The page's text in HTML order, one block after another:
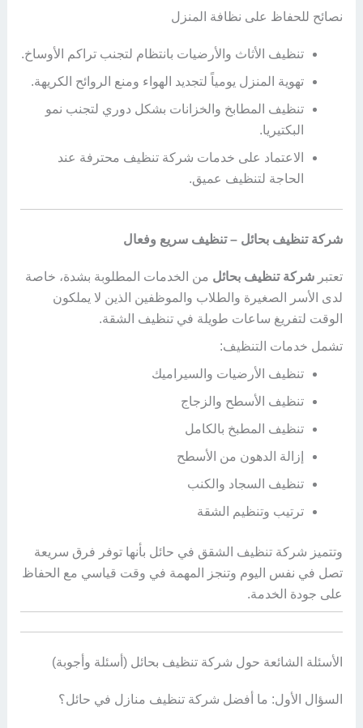
نصائح للحفاظ على نظافة المنزل
تنظيف الأثاث والأرضيات بانتظام لتجنب تراكم الأوساخ.
تهوية المنزل يومياً لتجديد الهواء ومنع الروائح الكريهة.
تنظيف المطابخ والخزانات بشكل دوري لتجنب نمو
البكتيريا.
الاعتماد على خدمات شركة تنظيف محترفة عند
الحاجة لتنظيف عميق.
شركة تنظيف بحائل – تنظيف سريع وفعال
تعتبر شركة تنظيف بحائل من الخدمات المطلوبة بشدة، خاصة
لدى الأسر الصغيرة والطلاب والموظفين الذين لا يملكون
الوقت لتفريغ ساعات طويلة في تنظيف الشقة.
تشمل خدمات التنظيف:
تنظيف الأرضيات والسيراميك
تنظيف الأسطح والزجاج
تنظيف المطبخ بالكامل
إزالة الدهون من الأسطح
تنظيف السجاد والكنب
ترتيب وتنظيم الشقة
وتتميز شركة تنظيف الشقق في حائل بأنها توفر فرق سريعة
تصل في نفس اليوم وتنجز المهمة في وقت قياسي مع الحفاظ
على جودة الخدمة.
الأسئلة الشائعة حول شركة تنظيف بحائل (أسئلة وأجوبة)
السؤال الأول: ما أفضل شركة تنظيف منازل في حائل؟